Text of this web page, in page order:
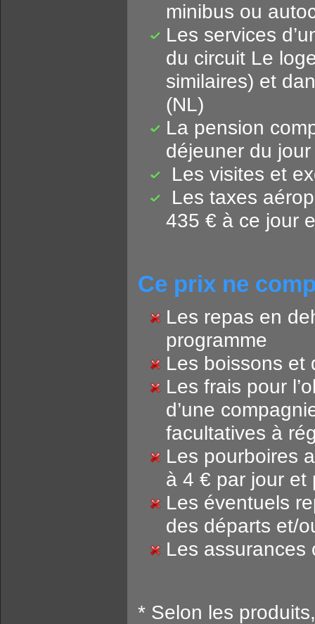
minibus ou
Les services
du circuit Le
similaires) et
(NL)
La pension
déjeuner du jour
Les visites et
Les taxes
435 € à ce jour
Ce prix ne
Les repas en
programme
Les boissons et
Les frais pour
d’une
facultatives à
Les pourboires
à 4 € par jour et
Les éventuels
des départs et/
Les assurances
* Selon les